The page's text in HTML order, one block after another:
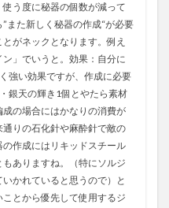
う度に秘器の個数が減って
また新しく秘器の作成“が必要
がネックとなります。例え
」でいうと。効果：自分に
強い効果ですが、作成に必要
銀天の輝き1個とやたら素材
の場合にはかなりの消費が
りの石化針や麻酔針で敵の
作成にはリキッドスチール
ありますね。（特にソルジ
かれていると思うので）と
とから優先して使用するジ